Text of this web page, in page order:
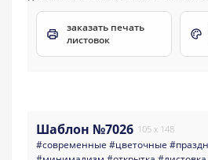
заказать печать
листовок
Шаблон №7026 105 x 148
#современные #цветочные